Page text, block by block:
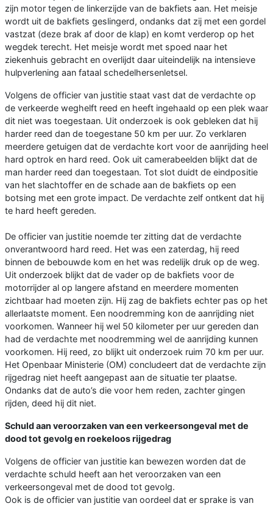
zijn motor tegen de linkerzijde van de bakfiets aan. Het meisje
wordt uit de bakfiets geslingerd, ondanks dat zij met een gordel
vastzat (deze brak af door de klap) en komt verderop op het
wegdek terecht. Het meisje wordt met spoed naar het
ziekenhuis gebracht en overlijdt daar uiteindelijk na intensieve
hulpverlening aan fataal schedelhersenletsel.
Volgens de officier van justitie staat vast dat de verdachte op
de verkeerde weghelft reed en heeft ingehaald op een plek waar
dit niet was toegestaan. Uit onderzoek is ook gebleken dat hij
harder reed dan de toegestane 50 km per uur. Zo verklaren
meerdere getuigen dat de verdachte kort voor de aanrijding heel
hard optrok en hard reed. Ook uit camerabeelden blijkt dat de
man harder reed dan toegestaan. Tot slot duidt de eindpositie
van het slachtoffer en de schade aan de bakfiets op een
botsing met een grote impact. De verdachte zelf ontkent dat hij
te hard heeft gereden.
De officier van justitie noemde ter zitting dat de verdachte
onverantwoord hard reed. Het was een zaterdag, hij reed
binnen de bebouwde kom en het was redelijk druk op de weg.
Uit onderzoek blijkt dat de vader op de bakfiets voor de
motorrijder al op langere afstand en meerdere momenten
zichtbaar had moeten zijn. Hij zag de bakfiets echter pas op het
allerlaatste moment. Een noodremming kon de aanrijding niet
voorkomen. Wanneer hij wel 50 kilometer per uur gereden dan
had de verdachte met noodremming wel de aanrijding kunnen
voorkomen. Hij reed, zo blijkt uit onderzoek ruim 70 km per uur.
Het Openbaar Ministerie (OM) concludeert dat de verdachte zijn
rijgedrag niet heeft aangepast aan de situatie ter plaatse.
Ondanks dat de auto’s die voor hem reden, zachter gingen
rijden, deed hij dit niet.
Schuld aan veroorzaken van een verkeersongeval met de
dood tot gevolg en roekeloos rijgedrag
Volgens de officier van justitie kan bewezen worden dat de
verdachte schuld heeft aan het veroorzaken van een
verkeersongeval met de dood tot gevolg.
Ook is de officier van justitie van oordeel dat er sprake is van